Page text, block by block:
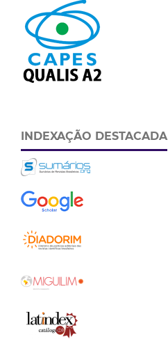
INDEXAÇÃO DESTACADA